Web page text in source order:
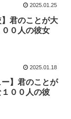
2025.01.25
】君のことが大
００人の彼女
2025.01.18
ー】君のことが
００人の彼